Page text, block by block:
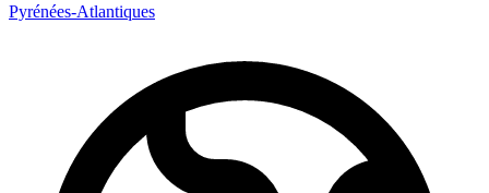
Pyrénées-Atlantiques